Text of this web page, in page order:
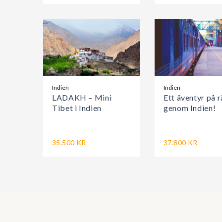
Indien
LADAKH – Mini
Tibet i Indien
35.500 KR
Indien
Ett äventyr på
genom Indien!
37.800 KR